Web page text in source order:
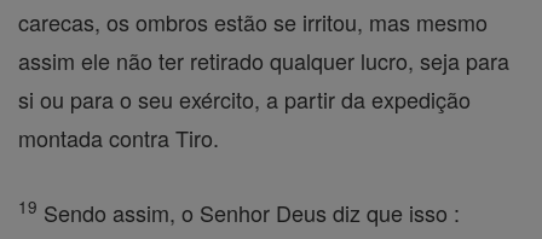
carecas, os ombros estão se irritou, mas mesmo
assim ele não ter retirado qualquer lucro, seja para
si ou para o seu exército, a partir da expedição
montada contra Tiro.
19 Sendo assim, o Senhor Deus diz que isso :